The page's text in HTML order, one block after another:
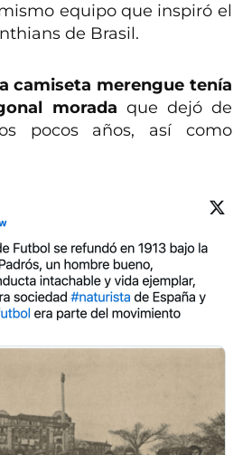
equipo que inspiró el
de Brasil.
camiseta merengue tenía
morada que dejó de
pocos años, así como